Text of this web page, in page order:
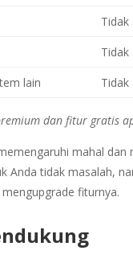
Tidak
Tidak
lain
Tidak
dan fitur gratis
mahal
Anda tidak masalah,
fiturnya.